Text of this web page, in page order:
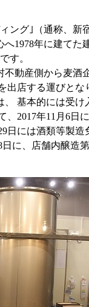
ング｣（通称、新
1978年に建てた
す。
動産側から麦酒
出店する運びとな
基本的には受
、2017年11月6日
日には酒類等製
に、店舗内醸造